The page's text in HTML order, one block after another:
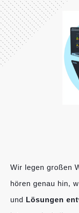
Wir legen großen
hören genau hin,
und Lösungen